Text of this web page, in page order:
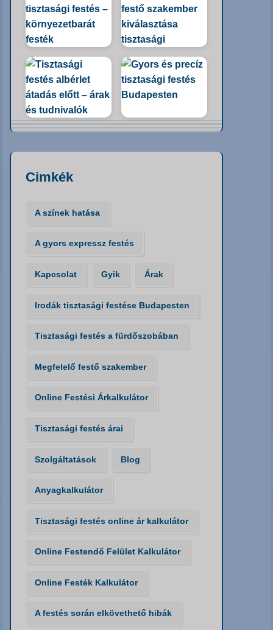
Cimkék
A színek hatása
A gyors expressz festés
Kapcsolat Gyik Árak
Irodák tisztasági festése Budapesten
Tisztasági festés a fürdőszobában
Megfelelő festő szakember
Online Festési Árkalkulátor
Tisztasági festés árai
Szolgáltatások Blog
Anyagkalkulátor
Tisztasági festés online ár kalkulátor
Online Festendő Felület Kalkulátor
Online Festék Kalkulátor
A festés során elkövethető hibák